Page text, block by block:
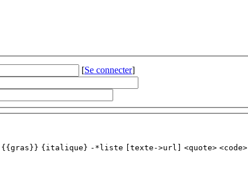
[Se connecter]
{{gras}} {italique} -*liste [texte->url] <quote> <code>